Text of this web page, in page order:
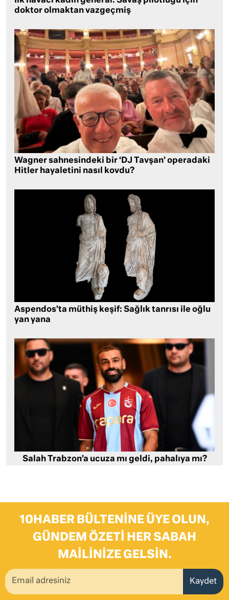
doktor olmaktan vazgeçmiş
Wagner sahnesindeki bir ‘DJ Tavşan’ operadaki
Hitler hayaletini nasıl kovdu?
Aspendos’ta müthiş keşif: Sağlık tanrısı ile oğlu
yan yana
Salah Trabzon’a ucuza mı geldi, pahalıya mı?
10HABER BÜLTENINE ÜYE OLUN,
GÜNDEM ÖZETI HER SABAH
MAILINIZE GELSIN.
Kaydet